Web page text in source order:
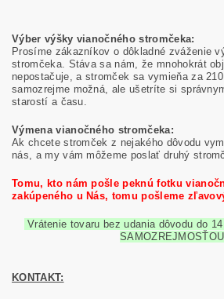
Výber výšky vianočného stromčeka:
Prosíme zákazníkov o dôkladné zváženie
stromčeka. Stáva sa nám, že mnohokrát
nepostačuje, a stromček sa vymieňa za
samozrejme možná, ale ušetríte si
starostí a času.
Výmena vianočného stromčeka:
Ak chcete stromček z nejakého dôvodu
nás, a my vám môžeme poslať druhý
Tomu, kto nám pošle peknú fotku
zakúpeného u Nás, tomu pošleme
Vrátenie tovaru bez udania dôvodu do
KONTAKT: